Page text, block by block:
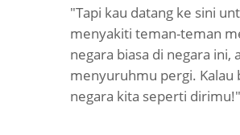
"Tapi kau datang ke sini
menyakiti teman-teman
negara biasa di negara
menyuruhmu pergi. Kalau
negara kita seperti dirimu!"